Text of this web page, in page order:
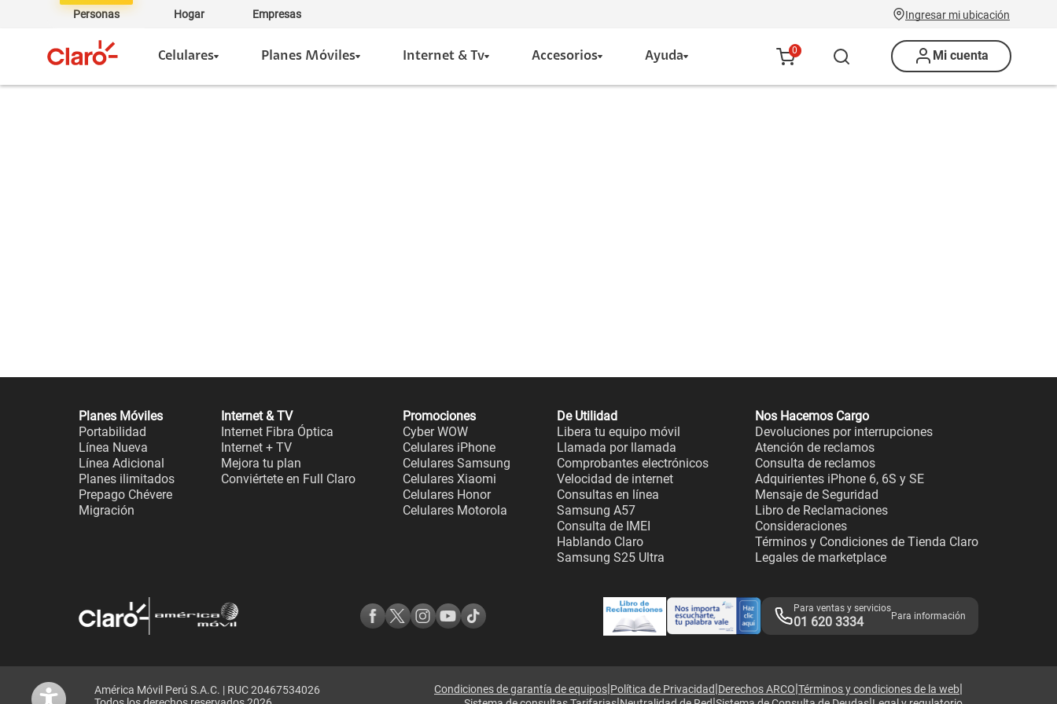
Personas Hogar Empresas Ingresar mi ubicación
Celulares Planes Móviles Internet & Tv Accesorios Ayuda 0 Mi cuenta
Planes Móviles
Portabilidad
Línea Nueva
Línea Adicional
Planes ilimitados
Prepago Chévere
Migración
Internet & TV
Internet Fibra Óptica
Internet + TV
Mejora tu plan
Conviértete en Full Claro
Promociones
Cyber WOW
Celulares iPhone
Celulares Samsung
Celulares Xiaomi
Celulares Honor
Celulares Motorola
De Utilidad
Libera tu equipo móvil
Llamada por llamada
Comprobantes electrónicos
Velocidad de internet
Consultas en línea
Samsung A57
Consulta de IMEI
Hablando Claro
Samsung S25 Ultra
Nos Hacemos Cargo
Devoluciones por interrupciones
Atención de reclamos
Consulta de reclamos
Adquirientes iPhone 6, 6S y SE
Mensaje de Seguridad
Libro de Reclamaciones
Consideraciones
Términos y Condiciones de Tienda Claro
Legales de marketplace
Para ventas y servicios
01 620 3334 Para información
América Móvil Perú S.A.C. | RUC 20467534026
Condiciones de garantía de equipos|Política de Privacidad|Derechos ARCO|Términos y condiciones de la web|